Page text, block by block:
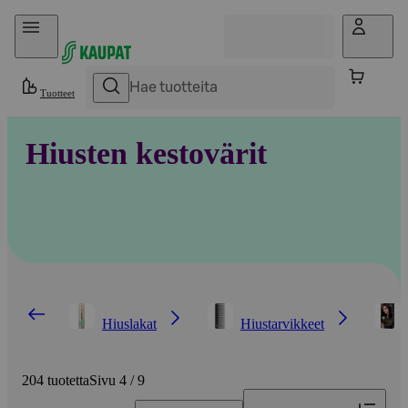
Hyppää sisältöön
Tuotteet
Hiusten kestovärit
Hiuslakat Hiustarvikkeet
204 tuotettaSivu 4 / 9